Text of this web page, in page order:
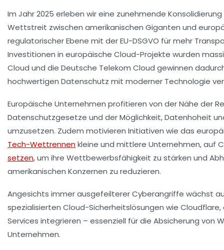
Im Jahr 2025 erleben wir eine zunehmende
Wettstreit zwischen amerikanischen Giganten und
regulatorischer Ebene mit der EU-DSGVO für mehr
Investitionen in europäische Cloud-Projekte wurden
Cloud und die Deutsche Telekom Cloud gewinnen
hochwertigen Datenschutz mit moderner Technologie
Europäische Unternehmen profitieren von der Nähe der
Datenschutzgesetze und der Möglichkeit, Datenhoheit
umzusetzen. Zudem motivieren Initiativen wie das
Tech-Wettrennenkleine und mittlere Unternehmen, auf
setzen, um ihre Wettbewerbsfähigkeit zu stärken und
amerikanischen Konzernen zu reduzieren.
Angesichts immer ausgefeilterer Cyberangriffe wächst
spezialisierten Cloud-Sicherheitslösungen wie Cloudflare,
Services integrieren – essenziell für die Absicherung von
Unternehmen.